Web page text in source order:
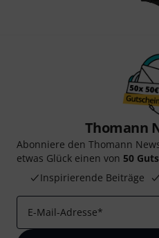
Thomann
Abonniere den Thomann
etwas Glück einen von 50
Inspirierende Beiträge
E-Mail-Adresse*